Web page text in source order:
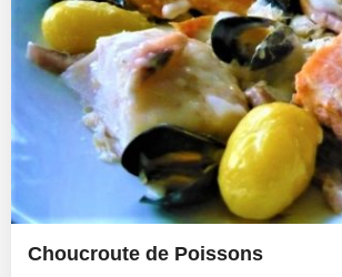
Choucroute de Poissons